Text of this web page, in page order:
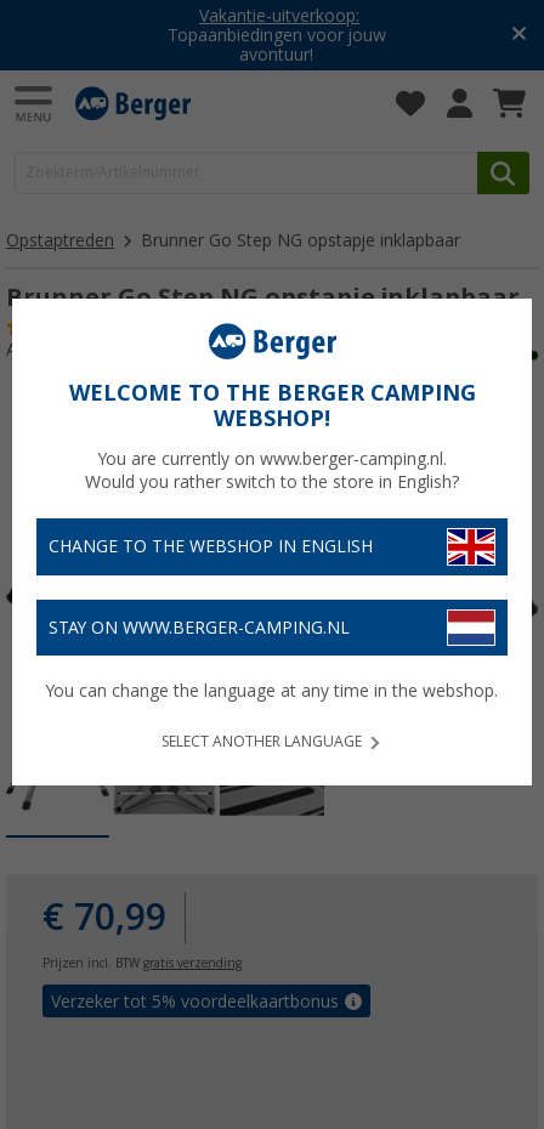
Vakantie-uitverkoop:
Topaanbiedingen voor jouw
avontuur!
Opstaptreden Brunner Go Step NG opstapje inklapbaar
Brunner Go Step NG opstapje inklapbaar
Artikelnr: 416612
€ 70,99
Prijzen incl. BTW gratis verzending
Verzeker tot 5% voordeelkaartbonus
WELCOME TO THE BERGER CAMPING
WEBSHOP!
You are currently on www.berger-camping.nl.
Would you rather switch to the store in English?
CHANGE TO THE WEBSHOP IN ENGLISH
STAY ON WWW.BERGER-CAMPING.NL
You can change the language at any time in the webshop.
SELECT ANOTHER LANGUAGE